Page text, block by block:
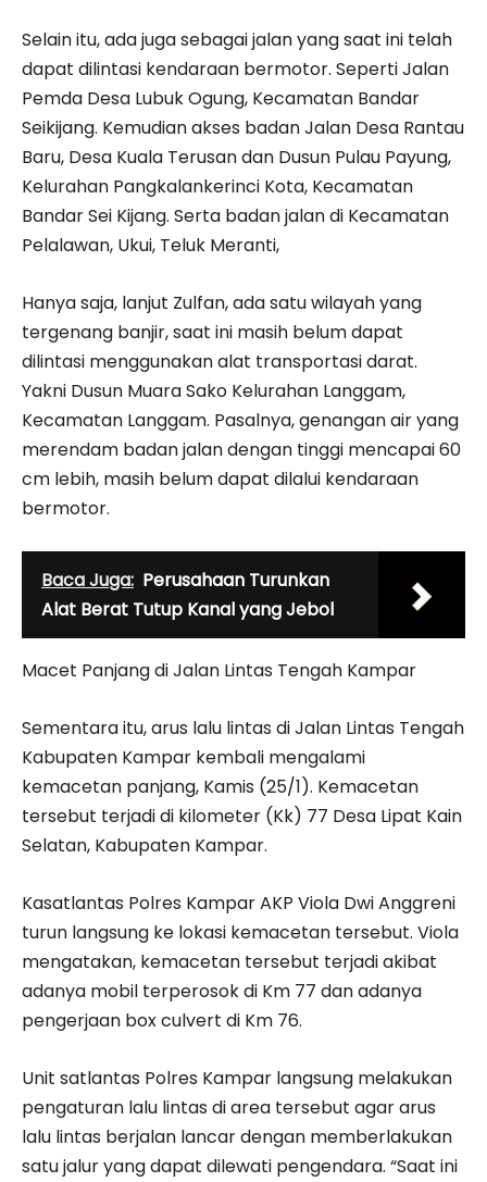
Selain itu, ada juga sebagai jalan yang saat ini telah
dapat dilintasi kendaraan bermotor. Seperti Jalan
Pemda Desa Lubuk Ogung, Kecamatan Bandar
Seikijang. Kemudian akses badan Jalan Desa Rantau
Baru, Desa Kuala Terusan dan Dusun Pulau Payung,
Kelurahan Pangkalankerinci Kota, Kecamatan
Bandar Sei Kijang. Serta badan jalan di Kecamatan
Pelalawan, Ukui, Teluk Meranti,
Hanya saja, lanjut Zulfan, ada satu wilayah yang
tergenang banjir, saat ini masih belum dapat
dilintasi menggunakan alat transportasi darat.
Yakni Dusun Muara Sako Kelurahan Langgam,
Kecamatan Langgam. Pasalnya, genangan air yang
merendam badan jalan dengan tinggi mencapai 60
cm lebih, masih belum dapat dilalui kendaraan
bermotor.
Baca Juga: Perusahaan Turunkan
Alat Berat Tutup Kanal yang Jebol
Macet Panjang di Jalan Lintas Tengah Kampar
Sementara itu, arus lalu lintas di Jalan Lintas Tengah
Kabupaten Kampar kembali mengalami
kemacetan panjang, Kamis (25/1). Kemacetan
tersebut terjadi di kilometer (Kk) 77 Desa Lipat Kain
Selatan, Kabupaten Kampar.
Kasatlantas Polres Kampar AKP Viola Dwi Anggreni
turun langsung ke lokasi kemacetan tersebut. Viola
mengatakan, kemacetan tersebut terjadi akibat
adanya mobil terperosok di Km 77 dan adanya
pengerjaan box culvert di Km 76.
Unit satlantas Polres Kampar langsung melakukan
pengaturan lalu lintas di area tersebut agar arus
lalu lintas berjalan lancar dengan memberlakukan
satu jalur yang dapat dilewati pengendara. “Saat ini